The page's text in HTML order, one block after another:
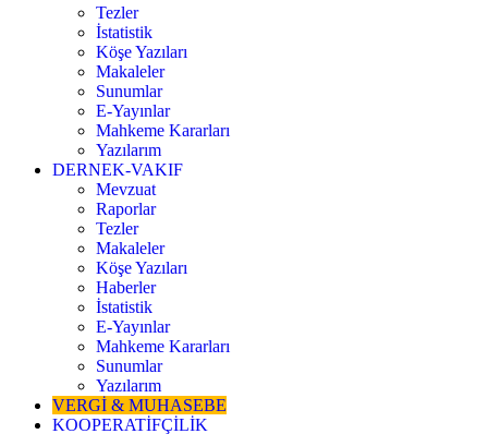
Tezler
İstatistik
Köşe Yazıları
Makaleler
Sunumlar
E-Yayınlar
Mahkeme Kararları
Yazılarım
DERNEK-VAKIF
Mevzuat
Raporlar
Tezler
Makaleler
Köşe Yazıları
Haberler
İstatistik
E-Yayınlar
Mahkeme Kararları
Sunumlar
Yazılarım
VERGİ & MUHASEBE
KOOPERATİFÇİLİK